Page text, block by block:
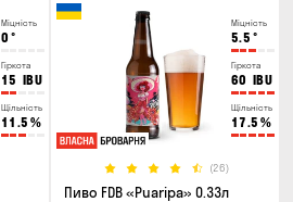
Міцність
0 °
Гіркота
15 IBU
Щільність
11.5 %
Міцність
5.5 °
Гіркота
60 IBU
Щільність
17.5 %
(26)
Пиво FDB «Puaripa» 0.33л